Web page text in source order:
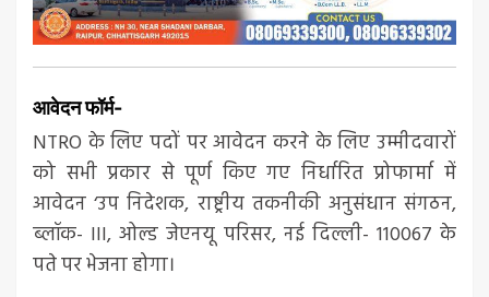
आवेदन फॉर्म-
NTRO के लिए पदों पर आवेदन करने के लिए उम्मीदवारों
को सभी प्रकार से पूर्ण किए गए निर्धारित प्रोफार्मा में
आवेदन ‘उप निदेशक, राष्ट्रीय तकनीकी अनुसंधान संगठन,
ब्लॉक- III, ओल्ड जेएनयू परिसर, नई दिल्ली- 110067 के
पते पर भेजना होगा।